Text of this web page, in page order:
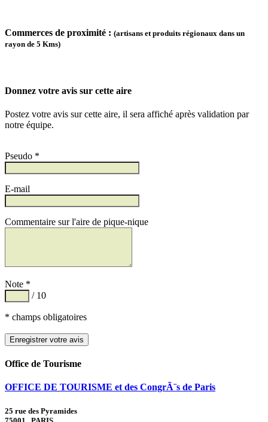
Commerces de proximité : (artisans et produits régionaux dans un
rayon de 5 Kms)
Donnez votre avis sur cette aire
Postez votre avis sur cette aire, il sera affiché après validation par
notre équipe.
Pseudo *
E-mail
Commentaire sur l'aire de pique-nique
Note *
/ 10
* champs obligatoires
Office de Tourisme
OFFICE DE TOURISME et des CongrÃ¨s de Paris
25 rue des Pyramides